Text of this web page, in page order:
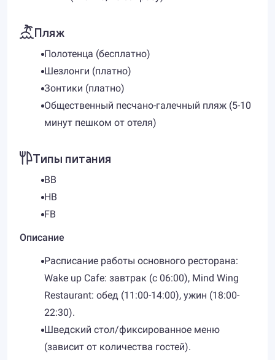
Пляж
Полотенца (бесплатно)
Шезлонги (платно)
Зонтики (платно)
Общественный песчано-галечный пляж (5-10
минут пешком от отеля)
Типы питания
BB
HB
FB
Описание
Расписание работы основного ресторана:
Wake up Cafe: завтрак (с 06:00), Mind Wing
Restaurant: обед (11:00-14:00), ужин (18:00-
22:30).
Шведский стол/фиксированное меню
(зависит от количества гостей).